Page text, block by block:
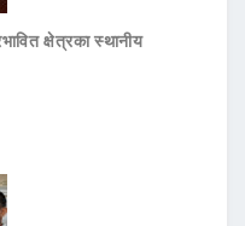
क्षेत्रका स्थानीय